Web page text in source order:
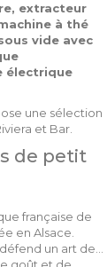
extracteur
à thé
vide avec
électrique
une sélection
et Bar.
de petit
française de
en Alsace.
un art de